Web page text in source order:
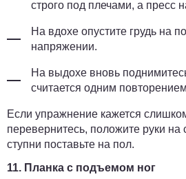
строго под плечами, а пресс
На вдохе опустите грудь на
напряжении.
На выдохе вновь
считается одним
Если упражнение кажется
перевернитесь, положите руки на
ступни поставьте на пол.
11. Планка с подъемом ног